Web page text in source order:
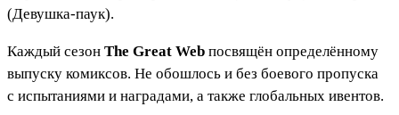
(Девушка-паук).
Каждый сезон The Great Web посвящён определённому
выпуску комиксов. Не обошлось и без боевого пропуска
с испытаниями и наградами, а также глобальных ивентов.